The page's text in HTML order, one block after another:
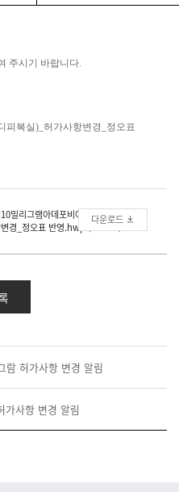
주시기 바랍니다.
피복실)_허가사항변경_정오표
밀리그램아데포비어디피복실_
경_정오표 반영.hwp (263.5K)
다운로드
람 허가사항 변경 알림
가사항 변경 알림